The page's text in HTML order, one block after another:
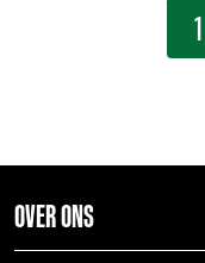
1
OVER ONS